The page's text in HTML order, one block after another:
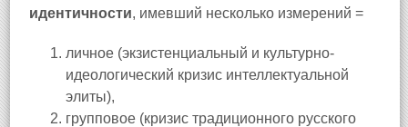
идентичности, имевший несколько измерений =
личное (экзистенциальный и культурно-
идеологический кризис интеллектуальной
элиты),
групповое (кризис традиционного русского